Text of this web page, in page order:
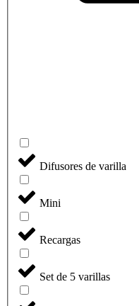
Difusores de varilla
Mini
Recargas
Set de 5 varillas